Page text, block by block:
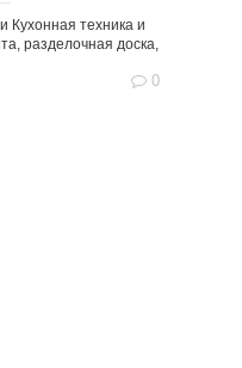
Кухонная техника и
разделочная доска,
0